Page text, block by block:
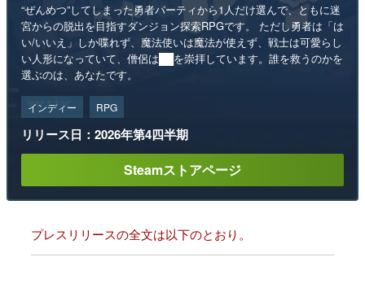
“ぜんめつ”してしまった勇者パーティから1人だけ選んで、ともに迷
宮からの脱出を目指すダンジョン探索RPGです。 ただし勇者は「は
い/いいえ」しか喋れず、魔法使いは魔法が使えず、戦士は可愛らし
い人形になっていて、僧侶は██を崇拝しています。誰を救うのかを
選ぶのは、あなたです。
インディー RPG
リリース日：2026年第4四半期
Steamストアページ
プレスリリースの全文は以下のとおり。